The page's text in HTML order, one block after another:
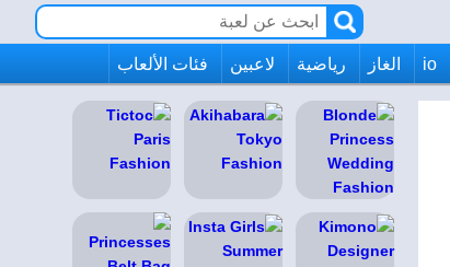
io الغاز رياضية لاعبين فئات الألعاب